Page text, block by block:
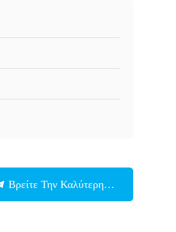
Βρείτε Την Καλύτερη Τιμή